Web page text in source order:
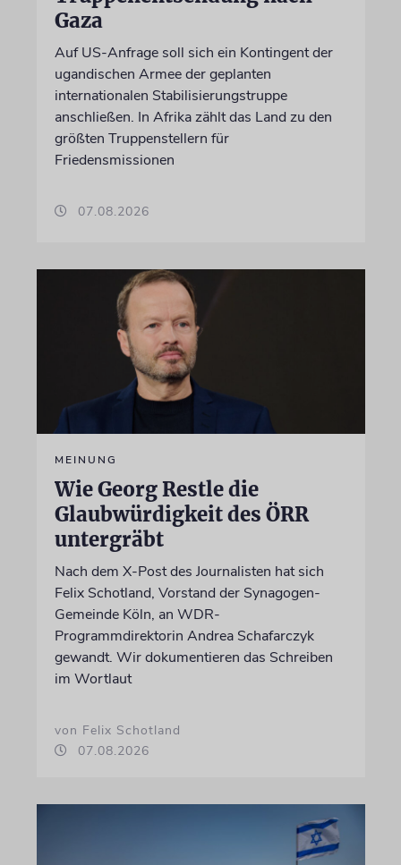
Gaza
Auf US-Anfrage soll sich ein Kontingent der
ugandischen Armee der geplanten
internationalen Stabilisierungstruppe
anschließen. In Afrika zählt das Land zu den
größten Truppenstellern für
Friedensmissionen
07.08.2026
MEINUNG
Wie Georg Restle die
Glaubwürdigkeit des ÖRR
untergräbt
Nach dem X-Post des Journalisten hat sich
Felix Schotland, Vorstand der Synagogen-
Gemeinde Köln, an WDR-
Programmdirektorin Andrea Schafarczyk
gewandt. Wir dokumentieren das Schreiben
im Wortlaut
von Felix Schotland
07.08.2026